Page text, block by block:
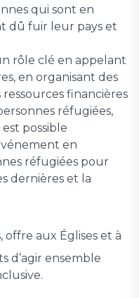
qui sont en
dû fuir leur pays et
rôle clé en appelant
en organisant des
financières
réfugiées,
possible
en
réfugiées pour
dernières et la
offre aux Églises et à
d’agir ensemble